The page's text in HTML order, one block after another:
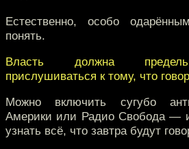
Естественно, особо
понять.
Власть должна
прислушиваться к тому, что
Можно включить сугубо
Америки или Радио Свобода —
узнать всё, что завтра будут